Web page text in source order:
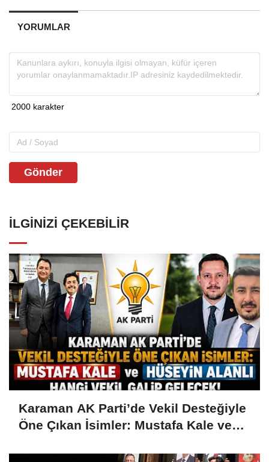
YORUMLAR
Gönder
İLGINIZI ÇEKEBILIR
Karaman AK Parti’de Vekil Desteğiyle
Öne Çıkan İsimler: Mustafa Kale ve